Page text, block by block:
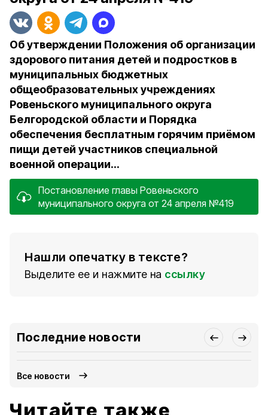
Об утверждении Положения об организации
здорового питания детей и подростков в
муниципальных бюджетных
общеобразовательных учреждениях
Ровеньского муниципального округа
Белгородской области и Порядка
обеспечения бесплатным горячим приёмом
пищи детей участников специальной
военной операции...
Постановление главы Ровеньского
муниципального округа от 24 апреля №419
Нашли опечатку в тексте?
Выделите ее и нажмите на ссылку
Последние новости
Все новости
Читайте также